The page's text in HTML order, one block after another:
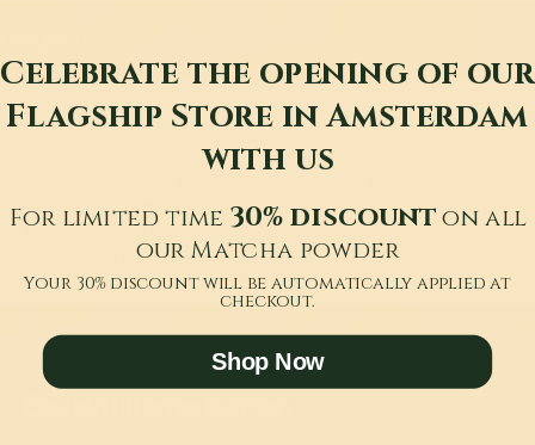
Bij Suki Matcha begint alles met kwaliteit. Kwaliteit die door
een grote liefde voor matcha. We werken nauw samen met
op, waardoor we alleen de beste ceremonial grade bladeren
kunnen selecteren.
DISCOVER OUR QUALITY
Celebrate the opening of our
Flagship Store in Amsterdam
with us
For limited time 30% discount​on all
our Matcha powder
Your 30% discount will be automatically applied at
checkout.
Shop Now